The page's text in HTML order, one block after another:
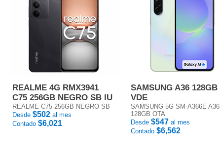
REALME 4G RMX3941
C75 256GB NEGRO SB IU
REALME C75 256GB NEGRO SB
Desde $502 al mes
Contado $6,021
SAMSUNG A36 128GB
VDE
SAMSUNG 5G SM-A366E A36
128GB OTA
Desde $547 al mes
Contado $6,562